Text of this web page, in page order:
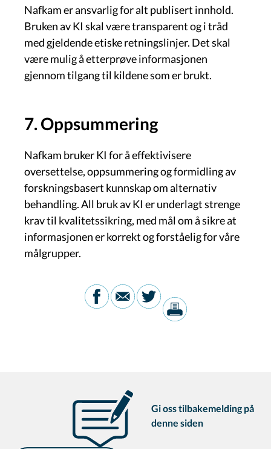
Nafkam er ansvarlig for alt publisert innhold.
Bruken av KI skal være transparent og i tråd
med gjeldende etiske retningslinjer. Det skal
være mulig å etterprøve informasjonen
gjennom tilgang til kildene som er brukt.
7. Oppsummering
Nafkam bruker KI for å effektivisere
oversettelse, oppsummering og formidling av
forskningsbasert kunnskap om alternativ
behandling. All bruk av KI er underlagt strenge
krav til kvalitetssikring, med mål om å sikre at
informasjonen er korrekt og forståelig for våre
målgrupper.
Gi oss tilbakemelding på
denne siden